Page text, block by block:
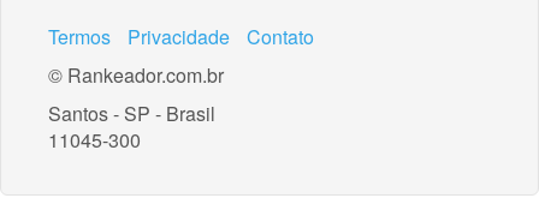
Termos Privacidade
Contato
© Rankeador.com.br
Santos - SP - Brasil
11045-300